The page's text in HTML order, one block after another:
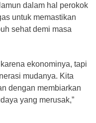
dalam hal perokok
untuk memastikan
sehat demi masa
ekonominya, tapi
mudanya. Kita
dengan membiarkan
yang merusak,”